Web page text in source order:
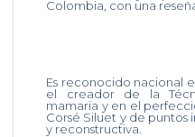
Colombia, con una
Es reconocido nacional
el creador de la
mamaria y en el
Corsé Siluet y de puntos
y reconstructiva.